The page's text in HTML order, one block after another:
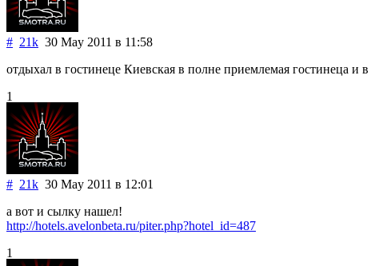
# 21k 30 May 2011 в 11:58
отдыхал в гостинеце Киевская в полне приемлемая гостинеца и
1
# 21k 30 May 2011 в 12:01
а вот и сылку нашел!
http://hotels.avelonbeta.ru/piter.php?hotel_id=487
1